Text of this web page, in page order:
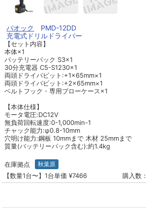
パオック
PMD-12DD
充電式ドリルドライバー
【セット内容】
本体×1
バッテリーパック S3×1
30分充電器 C5-S1230×1
両頭ドライバビット:+1×65mm×1
両頭ドライバビット:+2×65mm×1
ベルトフック・専用ブローケース×1
【本体仕様】
モータ電圧:DC12V
無負荷回転速度:0-1,000min-1
チャック能力:φ0.8-10mm
穴明け能力:鋼板 10mmまで 木材 25mmまで
質量(バッテリーパック含む):約1.4kg
在庫拠点 秋葉原
【数量1台〜】1台単価 ¥7466 購入数：